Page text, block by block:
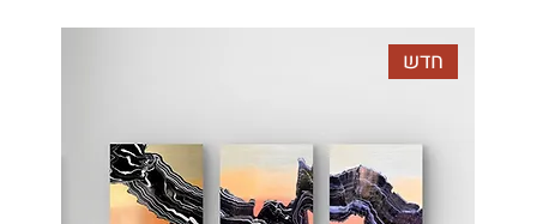
חדש